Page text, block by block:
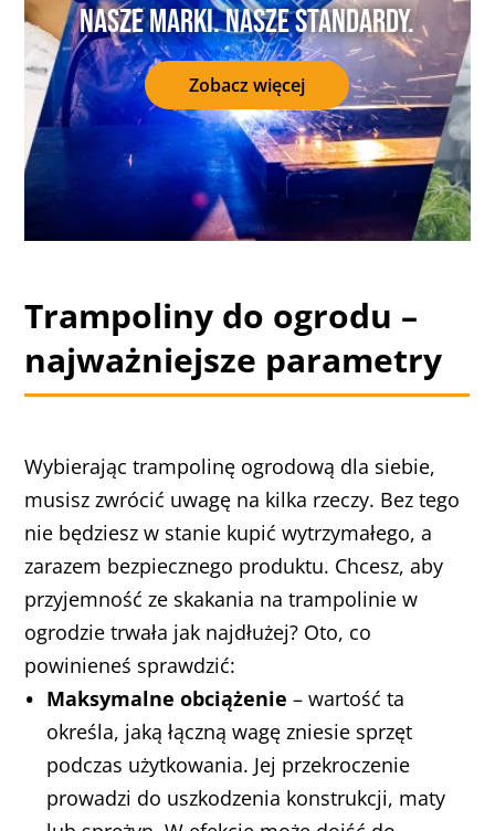
Nasze marki. Nasze standardy.
Zobacz więcej
Trampoliny do ogrodu –
najważniejsze parametry
Wybierając trampolinę ogrodową dla siebie,
musisz zwrócić uwagę na kilka rzeczy. Bez tego
nie będziesz w stanie kupić wytrzymałego, a
zarazem bezpiecznego produktu. Chcesz, aby
przyjemność ze skakania na trampolinie w
ogrodzie trwała jak najdłużej? Oto, co
powinieneś sprawdzić:
Maksymalne obciążenie– wartość ta
określa, jaką łączną wagę zniesie sprzęt
podczas użytkowania. Jej przekroczenie
prowadzi do uszkodzenia konstrukcji, maty